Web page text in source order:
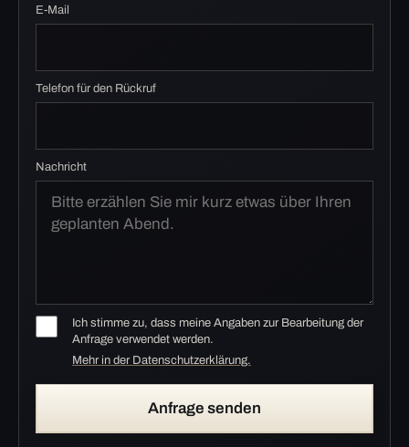
E-Mail
Telefon für den Rückruf
Nachricht
Ich stimme zu, dass meine Angaben zur Bearbeitung der
Anfrage verwendet werden.
Mehr in der Datenschutzerklärung.
Anfrage senden